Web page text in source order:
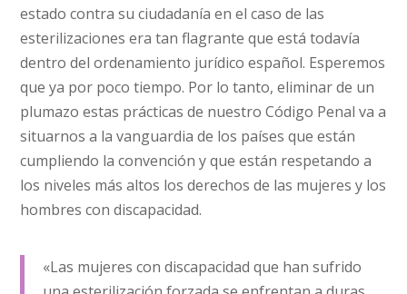
estado contra su ciudadanía en el caso de las
esterilizaciones era tan flagrante que está todavía
dentro del ordenamiento jurídico español. Esperemos
que ya por poco tiempo. Por lo tanto, eliminar de un
plumazo estas prácticas de nuestro Código Penal va a
situarnos a la vanguardia de los países que están
cumpliendo la convención y que están respetando a
los niveles más altos los derechos de las mujeres y los
hombres con discapacidad.
«Las mujeres con discapacidad que han sufrido